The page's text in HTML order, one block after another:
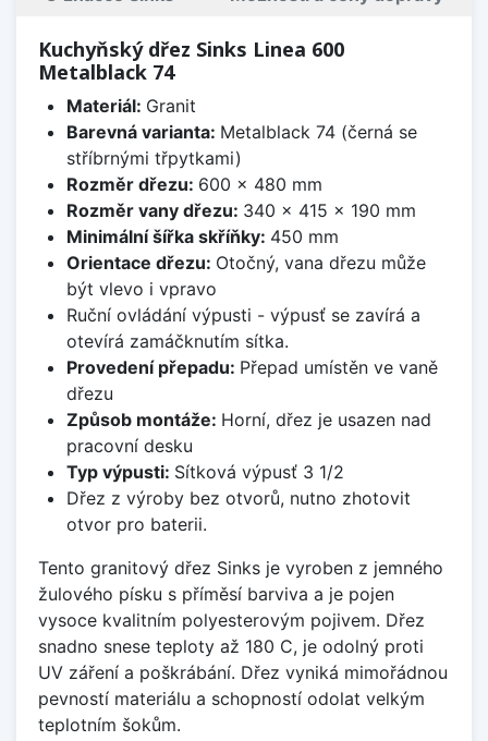
Kuchyňský dřez Sinks Linea 600
Metalblack 74
Materiál: Granit
Barevná varianta: Metalblack 74 (černá se
stříbrnými třpytkami)
Rozměr dřezu: 600 x 480 mm
Rozměr vany dřezu: 340 x 415 x 190 mm
Minimální šířka skříňky: 450 mm
Orientace dřezu: Otočný, vana dřezu může
být vlevo i vpravo
Ruční ovládání výpusti - výpusť se zavírá a
otevírá zamáčknutím sítka.
Provedení přepadu: Přepad umístěn ve vaně
dřezu
Způsob montáže: Horní, dřez je usazen nad
pracovní desku
Typ výpusti: Sítková výpusť 3 1/2
Dřez z výroby bez otvorů, nutno zhotovit
otvor pro baterii.
Tento granitový dřez Sinks je vyroben z jemného
žulového písku s příměsí barviva a je pojen
vysoce kvalitním polyesterovým pojivem. Dřez
snadno snese teploty až 180 C, je odolný proti
UV záření a poškrábání. Dřez vyniká mimořádnou
pevností materiálu a schopností odolat velkým
teplotním šokům.